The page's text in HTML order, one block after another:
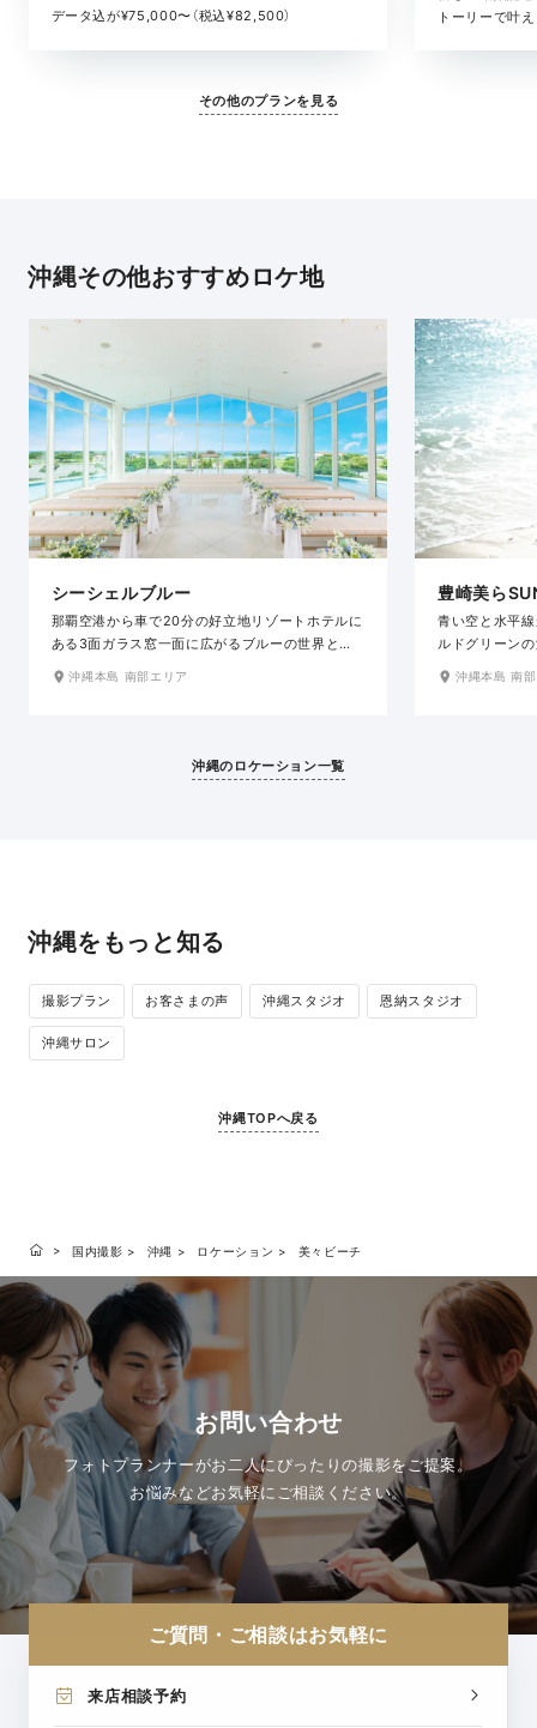
データ込が¥75,000〜（税込¥82,500）
トーリーで叶
その他のプランを見る
沖縄その他おすすめロケ地
シーシェルブルー
那覇空港から車で20分の好立地リゾートホテルに
ある3面ガラス窓一面に広がるブルーの世界と開
放感抜群のチャペル。白砂のビーチと輝く美ら海
ビーチホテル&リゾート沖縄」内に併設され、アク
セスも抜群だから観光も楽しめる。
沖縄本島 南部エリア
豊崎美ら
青い空と水平
ルドグリーン
きないほど美
沖縄本島 南
沖縄のロケーション一覧
沖縄をもっと知る
撮影プラン お客さまの声 沖縄スタジオ 恩納スタジオ
沖縄サロン
沖縄TOPへ戻る
国内撮影 沖縄 ロケーション 美々ビーチ
お問い合わせ
フォトプランナーがお二人にぴったりの撮影をご提案。
お悩みなどお気軽にご相談ください。
ご質問・ご相談はお気軽に
来店相談予約